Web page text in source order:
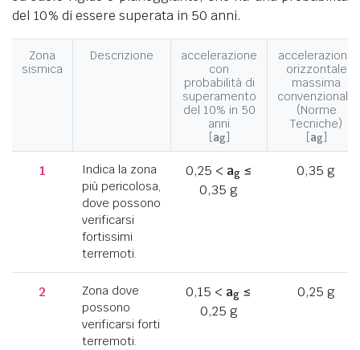
del 10% di essere superata in 50 anni.
Zona
sismica
Descrizione
accelerazione
con
probabilità di
superamento
del 10% in 50
anni
[ag]
accelerazione
orizzontale
massima
convenzionale
(Norme
Tecniche)
[ag]
1
Indica la zona
più pericolosa,
dove possono
verificarsi
fortissimi
terremoti.
0,25 < ag≤
0,35 g
0,35 g
2
Zona dove
possono
verificarsi forti
terremoti.
0,15 < ag ≤
0,25 g
0,25 g